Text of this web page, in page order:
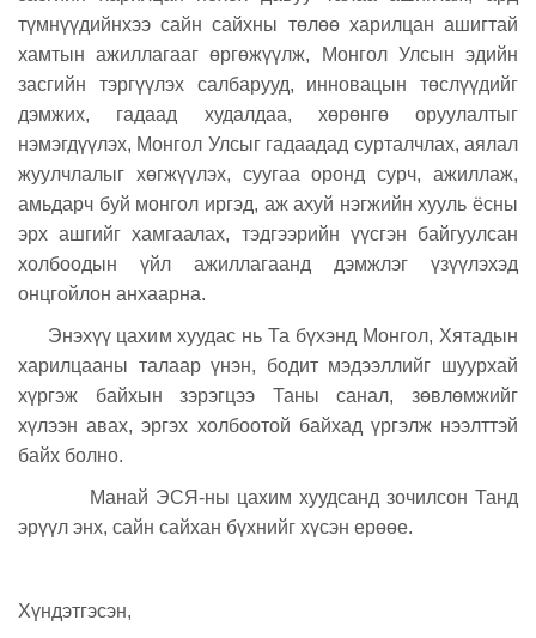
түмнүүдийнхээ сайн сайхны төлөө харилцан ашигтай
хамтын ажиллагааг өргөжүүлж, Монгол Улсын эдийн
засгийн тэргүүлэх салбарууд, инновацын төслүүдийг
дэмжих, гадаад худалдаа, хөрөнгө оруулалтыг
нэмэгдүүлэх, Монгол Улсыг гадаадад сурталчлах, аялал
жуулчлалыг хөгжүүлэх, суугаа оронд сурч, ажиллаж,
амьдарч буй монгол иргэд, аж ахуй нэгжийн хууль ёсны
эрх ашгийг хамгаалах, тэдгээрийн үүсгэн байгуулсан
холбоодын үйл ажиллагаанд дэмжлэг үзүүлэхэд
онцгойлон анхаарна.
Энэхүү цахим хуудас нь Та бүхэнд Монгол, Хятадын
харилцааны талаар үнэн, бодит мэдээллийг шуурхай
хүргэж байхын зэрэгцээ Таны санал, зөвлөмжийг
хүлээн авах, эргэх холбоотой байхад үргэлж нээлттэй
байх болно.
Манай ЭСЯ-ны цахим хуудсанд зочилсон Танд
эрүүл энх, сайн сайхан бүхнийг хүсэн ерөөе.
Хүндэтгэсэн,